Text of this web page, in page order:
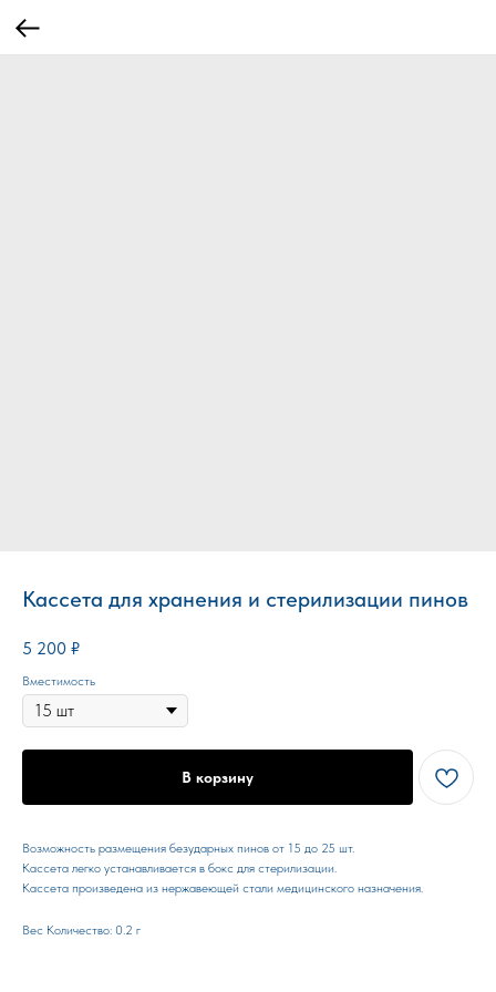
Кассета для хранения и стерилизации пинов
5 200 ₽
Вместимость
В корзину
Возможность размещения безударных пинов от 15 до 25 шт.
Кассета легко устанавливается в бокс для стерилизации.
Кассета произведена из нержавеющей стали медицинского назначения.
Вес Количество: 0.2 г